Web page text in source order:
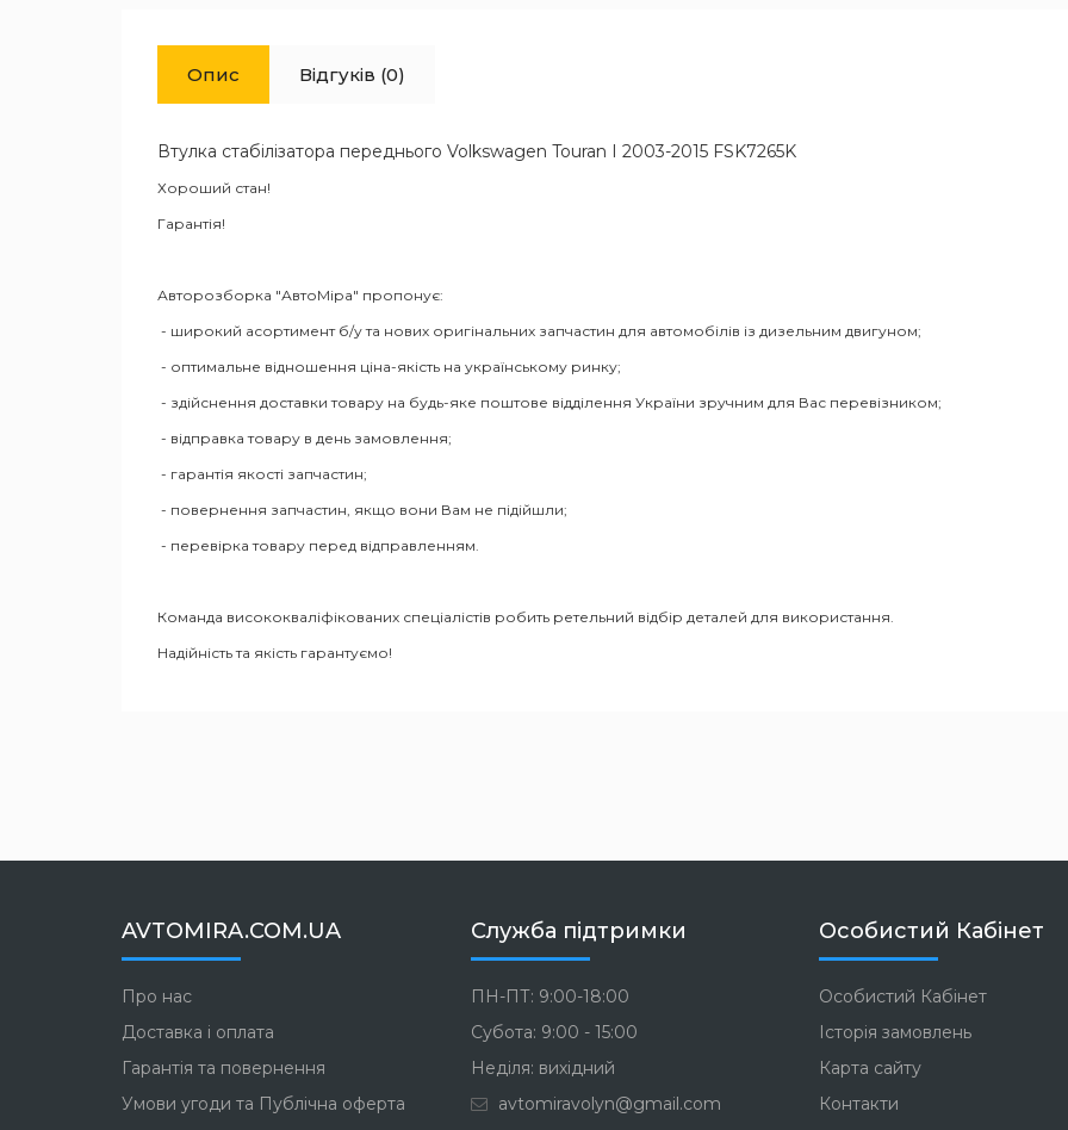
Опис Відгуків (0)
Втулка стабілізатора переднього Volkswagen Touran I 2003-2015 FSK7265K
Хороший стан!
Гарантія!
Авторозборка "АвтоМіра" пропонує:
- широкий асортимент б/у та нових оригінальних запчастин для автомобілів із дизельним двигуном;
- оптимальне відношення ціна-якість на українському ринку;
- здійснення доставки товару на будь-яке поштове відділення України зручним для Вас перевізником;
- відправка товару в день замовлення;
- гарантія якості запчастин;
- повернення запчастин, якщо вони Вам не підійшли;
- перевірка товару перед відправленням.
Команда висококваліфікованих спеціалістів робить ретельний відбір деталей для використання.
Надійність та якість гарантуємо!
AVTOMIRA.COM.UA
Про нас
Доставка і оплата
Гарантія та повернення
Умови угоди та Публічна оферта
Служба підтримки
ПН-ПТ: 9:00-18:00
Субота: 9:00 - 15:00
Неділя: вихідний
avtomiravolyn@gmail.com
Особистий Кабінет
Особистий Кабінет
Історія замовлень
Карта сайту
Контакти